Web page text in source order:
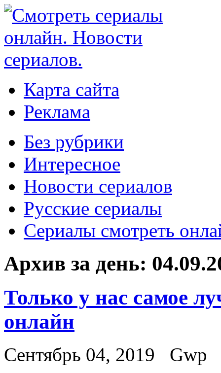
Карта сайта
Реклама
Без рубрики
Интересное
Новости сериалов
Русские сериалы
Сериалы смотреть
Архив за день:
Только у нас самое
онлайн
Сентябрь 04, 2019
Gwp